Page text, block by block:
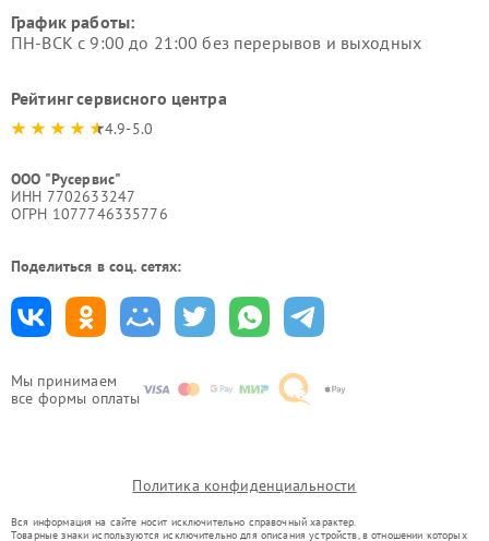
Мы принимаем
все формы оплаты
График работы:
ПН-ВСК с 9:00 до 21:00 без перерывов и выходных
Рейтинг сервисного центра
4.9-5.0
ООО "Русервис"
ИНН 7702633247
ОГРН 1077746335776
Поделиться в соц. сетях:
Политика конфиденциальности
Вся информация на сайте носит исключительно справочный характер.
Товарные знаки используются исключительно для описания устройств, в отношении которых